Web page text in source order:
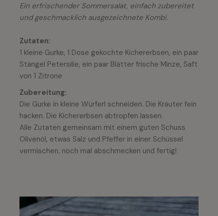
Ein erfrischender Sommersalat, einfach zubereitet
und geschmacklich ausgezeichnete Kombi.
Zutaten:
1 kleine Gurke, 1 Dose gekochte Kichererbsen, ein paar
Stängel Petersilie, ein paar Blätter frische Minze, Saft
von 1 Zitrone
Zubereitung:
Die Gurke in kleine Würferl schneiden. Die Kräuter fein
hacken. Die Kichererbsen abtropfen lassen.
Alle Zutaten gemeinsam mit einem guten Schuss
Olivenöl, etwas Salz und Pfeffer in einer Schüssel
vermischen, noch mal abschmecken und fertig!